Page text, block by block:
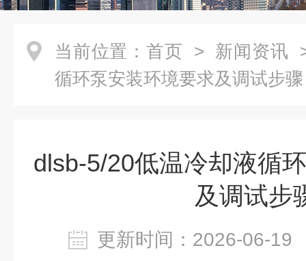
当前位置： 首页 > 新闻资讯
循环泵安装环境要求及调试步骤
dlsb-5/20低温冷却液循
及调试步
更新时间：2026-06-